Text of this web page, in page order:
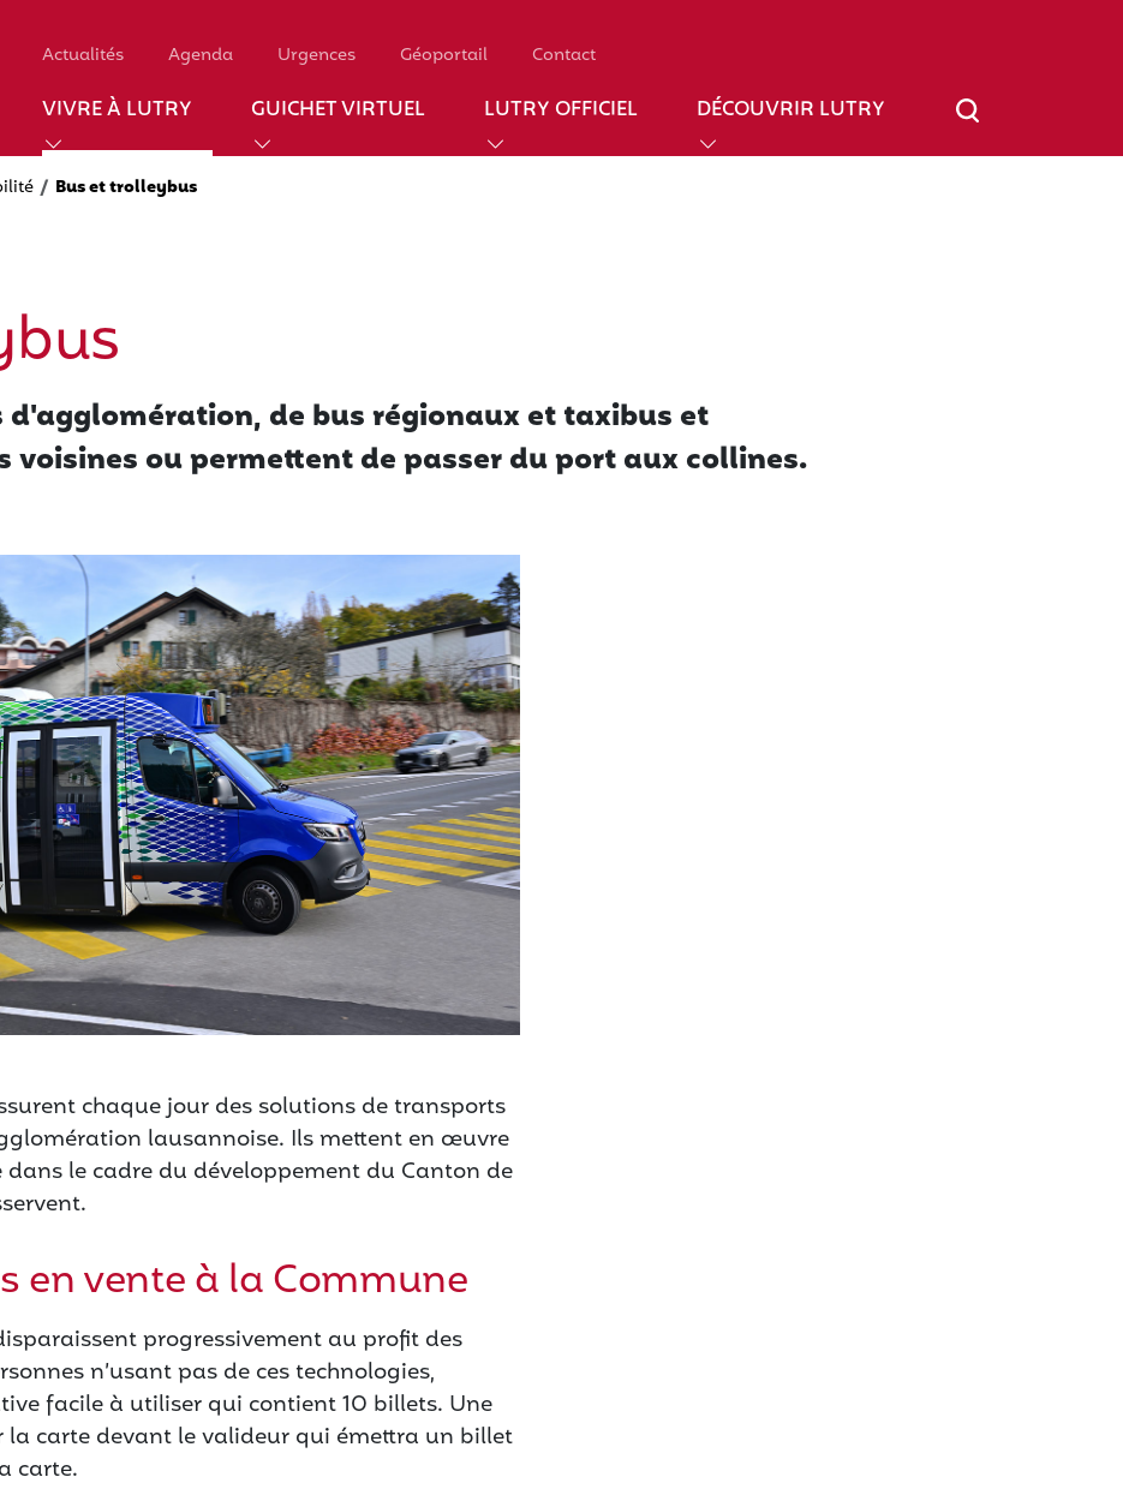
Actualités Agenda Urgences Géoportail Contact
VIVRE À LUTRY GUICHET VIRTUEL LUTRY OFFICIEL DÉCOUVRIR LUTRY
Bus et trolleybus
d'agglomération, de bus régionaux et taxibus et
voisines ou permettent de passer du port aux collines.
chaque jour des solutions de transports
lausannoise. Ils mettent en œuvre
le cadre du développement du Canton de
en vente à la Commune
progressivement au profit des
n’usant pas de ces technologies,
facile à utiliser qui contient 10 billets. Une
la carte devant le valideur qui émettra un billet
carte.